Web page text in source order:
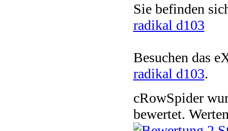
Sie befinden
radikal d103
Besuchen das
radikal d103.
cRowSpider
bewertet.